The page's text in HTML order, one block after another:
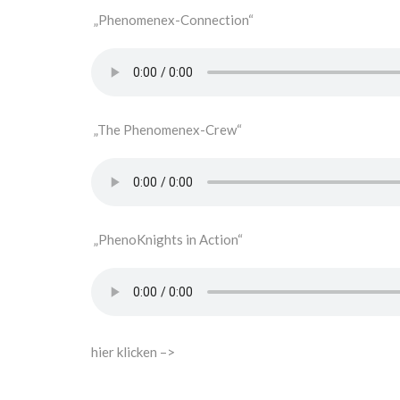
„Phenomenex-Connection“
„The Phenomenex-Crew“
„PhenoKnights in Action“
hier klicken –>